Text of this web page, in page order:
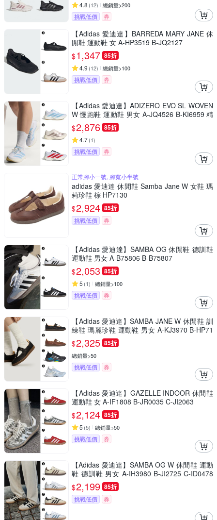
4.8 (12) 總銷量>200
挑戰低價 券
【Adidas 愛迪達】BARREDA MARY JANE 休
閒鞋 運動鞋 女 A-HP3519 B-JQ2127
$1,347 85折
4.9 (12) 總銷量>100
挑戰低價 券
【Adidas 愛迪達】ADIZERO EVO SL WOVEN
W 慢跑鞋 運動鞋 男女 A-JQ4526 B-KI6959 精
選三款
$2,876 85折
4.7(1)
挑戰低價 券
正常腳小一號, 腳寬小半號
adidas 愛迪達 休閒鞋 Samba Jane W 女鞋 瑪
莉珍鞋 棕 HP7130
$2,924 85折
挑戰低價 券
【Adidas 愛迪達】SAMBA OG 休閒鞋 德訓鞋
運動鞋 男女 A-B75806 B-B75807
$2,053 85折
5 (1) 總銷量>100
挑戰低價 券
【Adidas 愛迪達】SAMBA JANE W 休閒鞋 訓
練鞋 瑪麗珍鞋 運動鞋 男女 A-KJ3970 B-HP71
30 精選四款
$2,325 85折
總銷量>50
挑戰低價 券
【Adidas 愛迪達】GAZELLE INDOOR 休閒鞋
運動鞋 女 A-IF1808 B-JR0035 C-JI2063
$2,124 85折
5 (5) 總銷量>50
挑戰低價 券
【Adidas 愛迪達】SAMBA OG W 休閒鞋 運動
鞋 德訓鞋 男女 A-IH3980 B-JI2725 C-ID0478
精選四款
$2,199 85折
挑戰低價 券